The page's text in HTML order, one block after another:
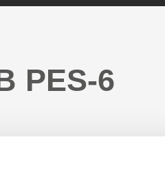
PES-6
för låg ljudnivå.
av elmotor.